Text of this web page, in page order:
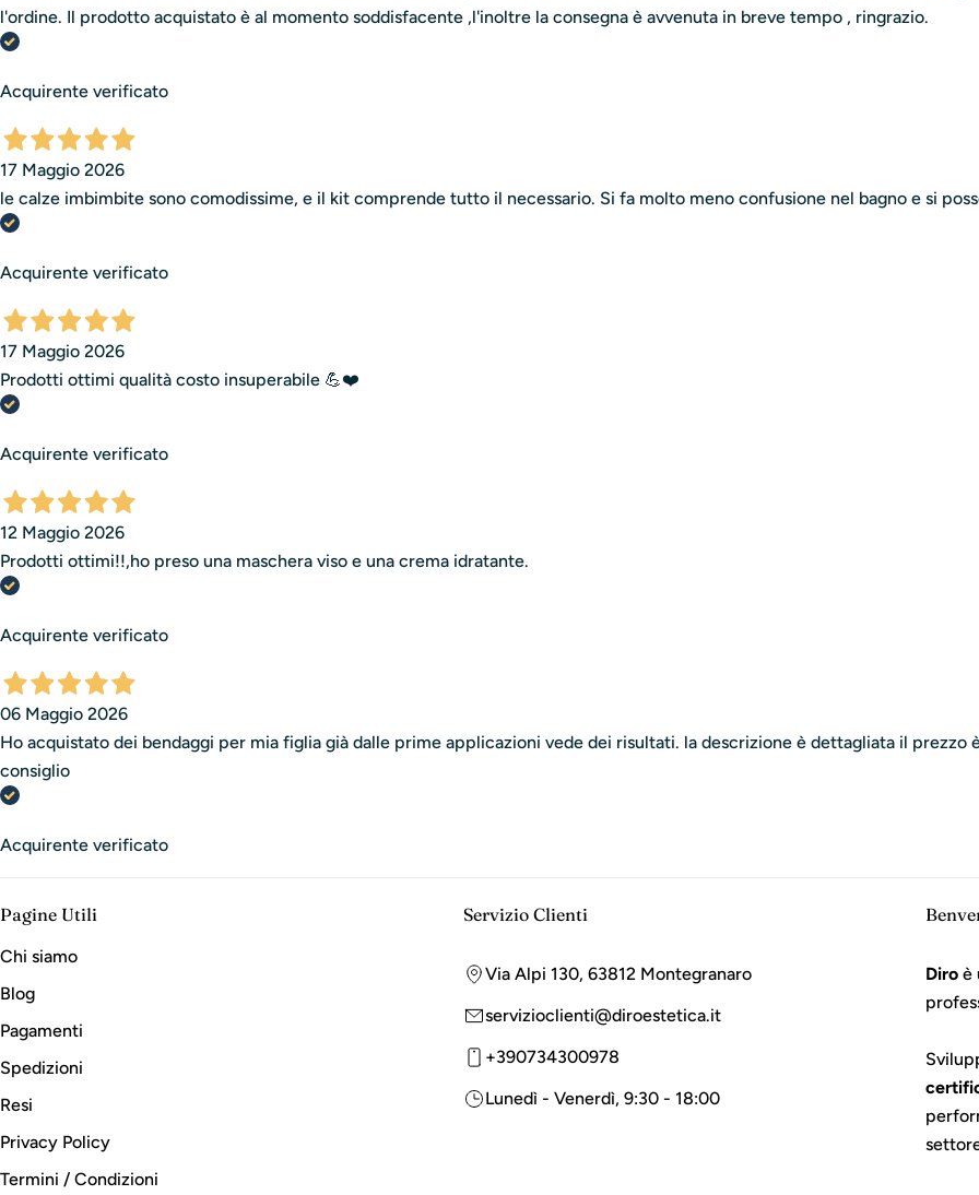
l'ordine. Il prodotto acquistato è al momento soddisfacente ,l'inoltre la consegna è avvenuta in breve tempo , ringrazio.
Acquirente verificato
17 Maggio 2026
le calze imbimbite sono comodissime, e il kit comprende tutto il necessario. Si fa molto meno confusione nel bagno e si
Acquirente verificato
17 Maggio 2026
Prodotti ottimi qualità costo insuperabile 💪❤️
Acquirente verificato
12 Maggio 2026
Prodotti ottimi!!,ho preso una maschera viso e una crema idratante.
Acquirente verificato
06 Maggio 2026
Ho acquistato dei bendaggi per mia figlia già dalle prime applicazioni vede dei risultati. la descrizione è dettagliata il
consiglio
Acquirente verificato
Pagine Utili
Chi siamo
Blog
Pagamenti
Spedizioni
Resi
Privacy Policy
Termini / Condizioni
Servizio Clienti
Via Alpi 130, 63812 Montegranaro
servizioclienti@diroestetica.it
+390734300978
Lunedì - Venerdì, 9:30 - 18:00
Diro è